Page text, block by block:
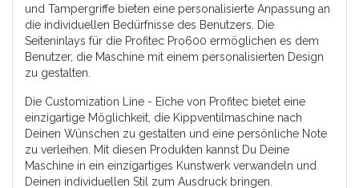
und Tampergriffe bieten eine personalisierte Anpassung an
die individuellen Bedürfnisse des Benutzers. Die
Seiteninlays für die Profitec Pro600 ermöglichen es dem
Benutzer, die Maschine mit einem personalisierten Design
zu gestalten.
Die Customization Line - Eiche von Profitec bietet eine
einzigartige Möglichkeit, die Kippventilmaschine nach
Deinen Wünschen zu gestalten und eine persönliche Note
zu verleihen. Mit diesen Produkten kannst Du Deine
Maschine in ein einzigartiges Kunstwerk verwandeln und
Deinen individuellen Stil zum Ausdruck bringen.